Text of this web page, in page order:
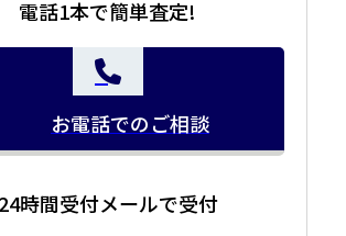
電話1本で簡単査定!
お電話でのご相談
24時間受付メールで受付